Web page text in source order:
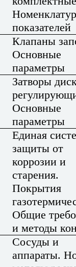
показателей
Клапаны
Основные
параметры
Затворы
Основные
параметры
Единая
защиты от
коррозии и
старения.
Покрытия
Общие
и методы
Сосуды и
аппараты.